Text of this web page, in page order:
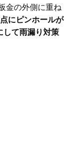
金の外側に重ね
にピンホールが
して雨漏り対策